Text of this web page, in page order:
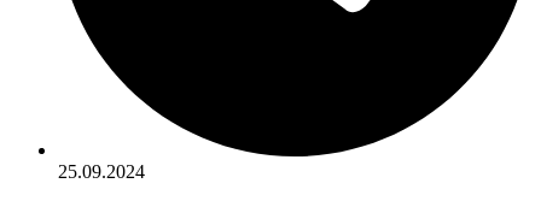
25.09.2024